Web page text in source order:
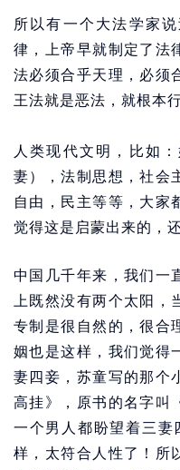
所以有一个大法学家
律，上帝早就制定了法
法必须合乎天理，必须
王法就是恶法，就根本
人类现代文明，比如
妻），法制思想，社会
自由，民主等等，大家
觉得这是启蒙出来的，
中国几千年来，我们一
上既然没有两个太阳，
专制是很自然的，很合
姻也是这样，我们觉得
妻四妾，苏童写的那个
高挂》，原书的名字叫
一个男人都盼望着三妻
样，太符合人性了！所